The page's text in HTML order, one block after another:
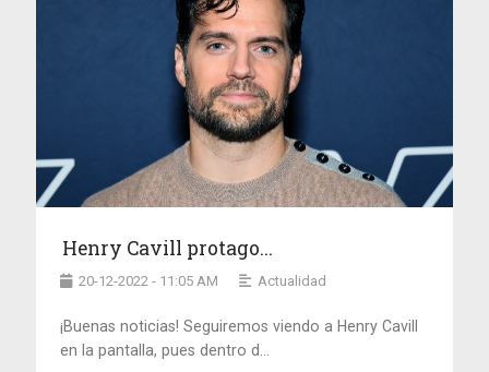
Henry Cavill protago...
20-12-2022 - 11:05 AM Actualidad
¡Buenas noticias! Seguiremos viendo a Henry Cavill
en la pantalla, pues dentro d...